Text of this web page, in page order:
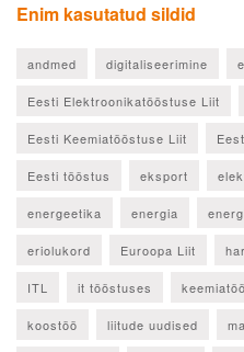
Enim kasutatud sildid
andmed digitaliseerimine
Eesti Elektroonikatööstuse Liit
Eesti Keemiatööstuse Liit
Eesti tööstus eksport
energeetika energia
eriolukord Euroopa Liit
ITL it tööstuses
koostöö liitude uudised